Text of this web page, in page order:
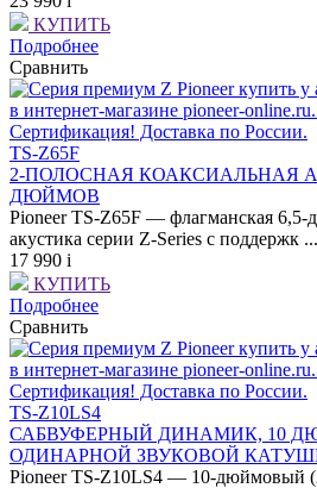
КУПИТЬ
Подробнее
Сравнить
TS-Z65F
2-ПОЛОСНАЯ КОАКСИАЛЬНАЯ
ДЮЙМОВ
Pioneer TS-Z65F — флагманская 6,5-
акустика серии Z-Series с поддержк ...
17 990 i
КУПИТЬ
Подробнее
Сравнить
TS-Z10LS4
САБВУФЕРНЫЙ ДИНАМИК, 10
ОДИНАРНОЙ ЗВУКОВОЙ
Pioneer TS-Z10LS4 — 10-дюймовый